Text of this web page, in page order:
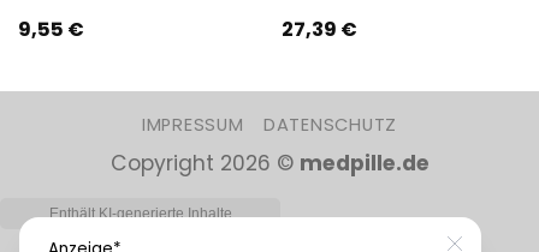
9,55 €
27,39 €
IMPRESSUM DATENSCHUTZ
Copyright 2026 © medpille.de